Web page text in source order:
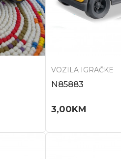
VOZILA IGRAČKE
N85883
3,00KM